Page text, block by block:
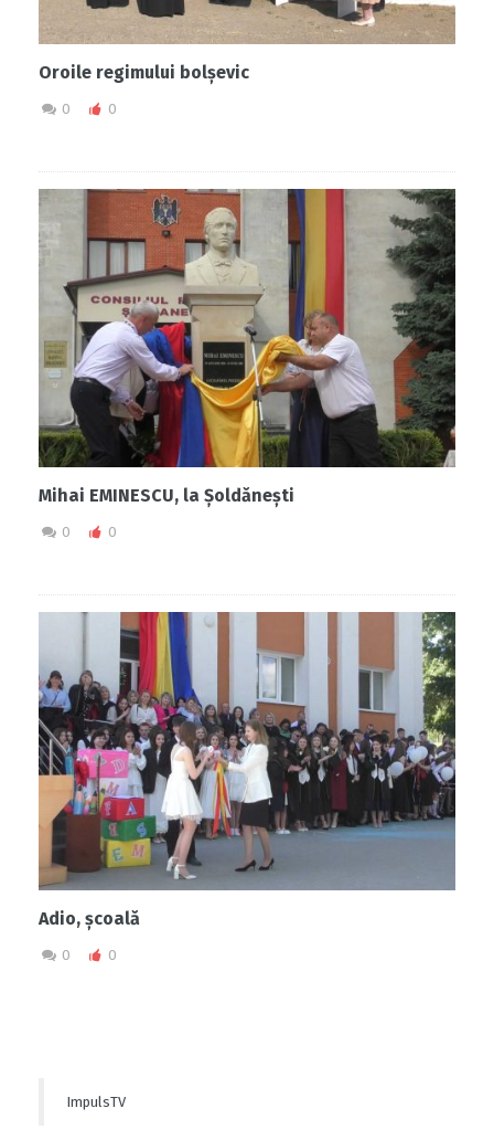
Oroile regimului bolșevic
0 0
Mihai EMINESCU, la Șoldănești
0 0
Adio, școală
0 0
ImpulsTV